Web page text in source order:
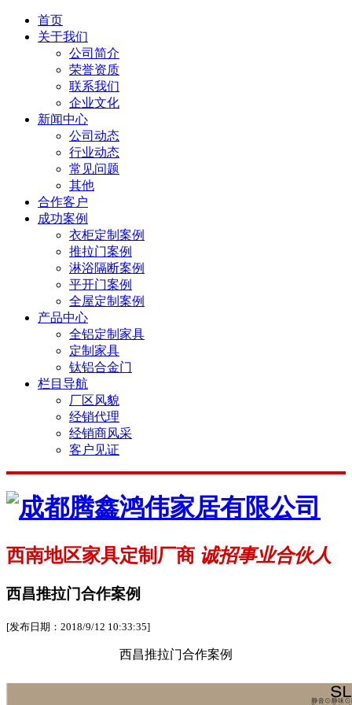
首页
关于我们
公司简介
荣誉资质
联系我们
企业文化
新闻中心
公司动态
行业动态
常见问题
其他
合作客户
成功案例
衣柜定制案例
推拉门案例
淋浴隔断案例
平开门案例
全屋定制案例
产品中心
全铝定制家具
定制家具
钛铝合金门
栏目导航
厂区风貌
经销代理
经销商风采
客户见证
西南地区家具定制厂商 诚招事业合伙人
西昌推拉门合作案例
[发布日期：2018/9/12 10:33:35]
西昌推拉门合作案例